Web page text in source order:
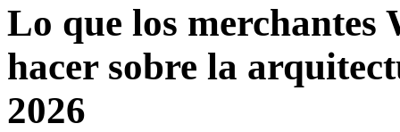
Lo que los merchantes
hacer sobre la
2026